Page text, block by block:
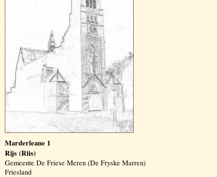
Marderleane 1
Rijs (Riis)
Gemeente De Friese Meren (De Fryske Marren)
Friesland